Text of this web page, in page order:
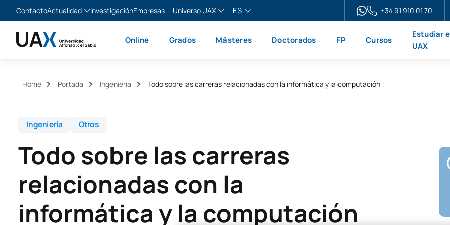
ContactoActualidad
Noticias
InvestigaciónEmpresas
Universo UAX
XTART
ES
English
+34 91 910 01 70
Online Grados Másteres Doctorados FP Cursos
Estudiar
UAX
Home Portada Ingeniería Todo sobre las carreras relacionadas con la informática y la computación
Ingeniería Otros
Todo sobre las carreras
relacionadas con la
informática y la computación